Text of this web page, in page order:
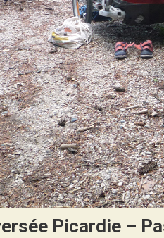
Picardie –